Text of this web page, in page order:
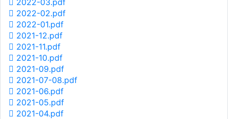
2022-03.pdf
2022-02.pdf
2022-01.pdf
2021-12.pdf
2021-11.pdf
2021-10.pdf
2021-09.pdf
2021-07-08.pdf
2021-06.pdf
2021-05.pdf
2021-04.pdf